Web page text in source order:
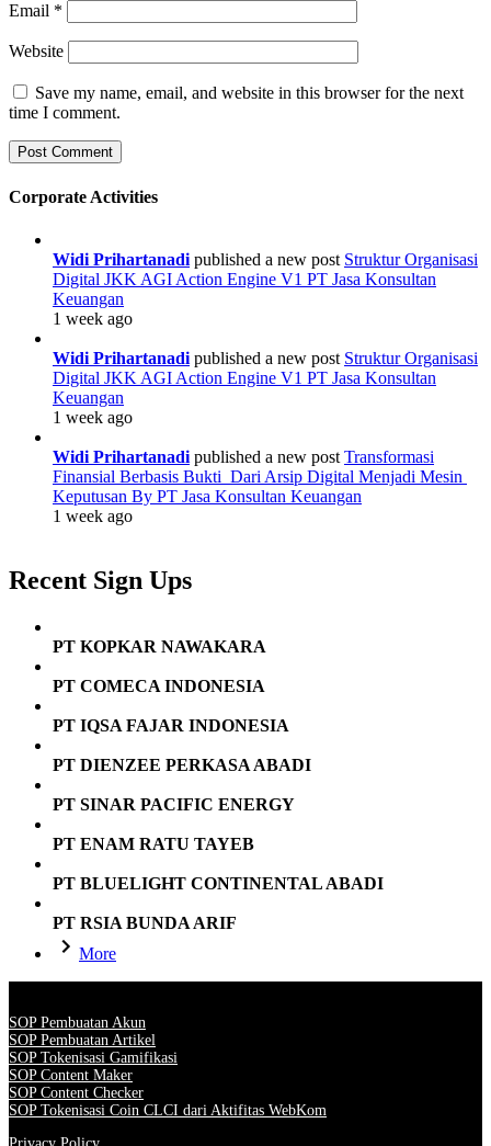
Email *
Website
Save my name, email, and website in this browser for the next
time I comment.
Corporate Activities
Widi Prihartanadi published a new post Struktur Organisasi
Digital JKK AGI Action Engine V1 PT Jasa Konsultan
Keuangan
1 week ago
Widi Prihartanadi published a new post Struktur Organisasi
Digital JKK AGI Action Engine V1 PT Jasa Konsultan
Keuangan
1 week ago
Widi Prihartanadi published a new post Transformasi
Finansial Berbasis Bukti Dari Arsip Digital Menjadi Mesin
Keputusan By PT Jasa Konsultan Keuangan
1 week ago
Recent Sign Ups
PT KOPKAR NAWAKARA
PT COMECA INDONESIA
PT IQSA FAJAR INDONESIA
PT DIENZEE PERKASA ABADI
PT SINAR PACIFIC ENERGY
PT ENAM RATU TAYEB
PT BLUELIGHT CONTINENTAL ABADI
PT RSIA BUNDA ARIF
More
SOP Pembuatan Akun
SOP Pembuatan Artikel
SOP Tokenisasi Gamifikasi
SOP Content Maker
SOP Content Checker
SOP Tokenisasi Coin CLCI dari Aktifitas WebKom